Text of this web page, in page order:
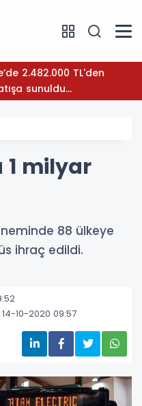
sunuldu...
milyar
88 ülkeye
ihraç edildi.
10-2020 09:57